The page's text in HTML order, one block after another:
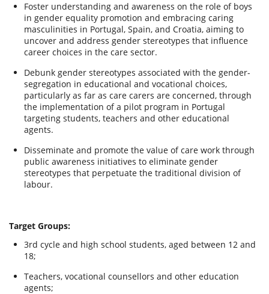
Foster understanding and awareness on the role of boys
in gender equality promotion and embracing caring
masculinities in Portugal, Spain, and Croatia, aiming to
uncover and address gender stereotypes that influence
career choices in the care sector.
Debunk gender stereotypes associated with the gender-
segregation in educational and vocational choices,
particularly as far as care carers are concerned, through
the implementation of a pilot program in Portugal
targeting students, teachers and other educational
agents.
Disseminate and promote the value of care work through
public awareness initiatives to eliminate gender
stereotypes that perpetuate the traditional division of
labour.
Target Groups:
3rd cycle and high school students, aged between 12 and
18;
Teachers, vocational counsellors and other education
agents;